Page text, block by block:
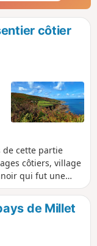
côtier
de cette partie
côtiers, village
qui fut une
de Millet